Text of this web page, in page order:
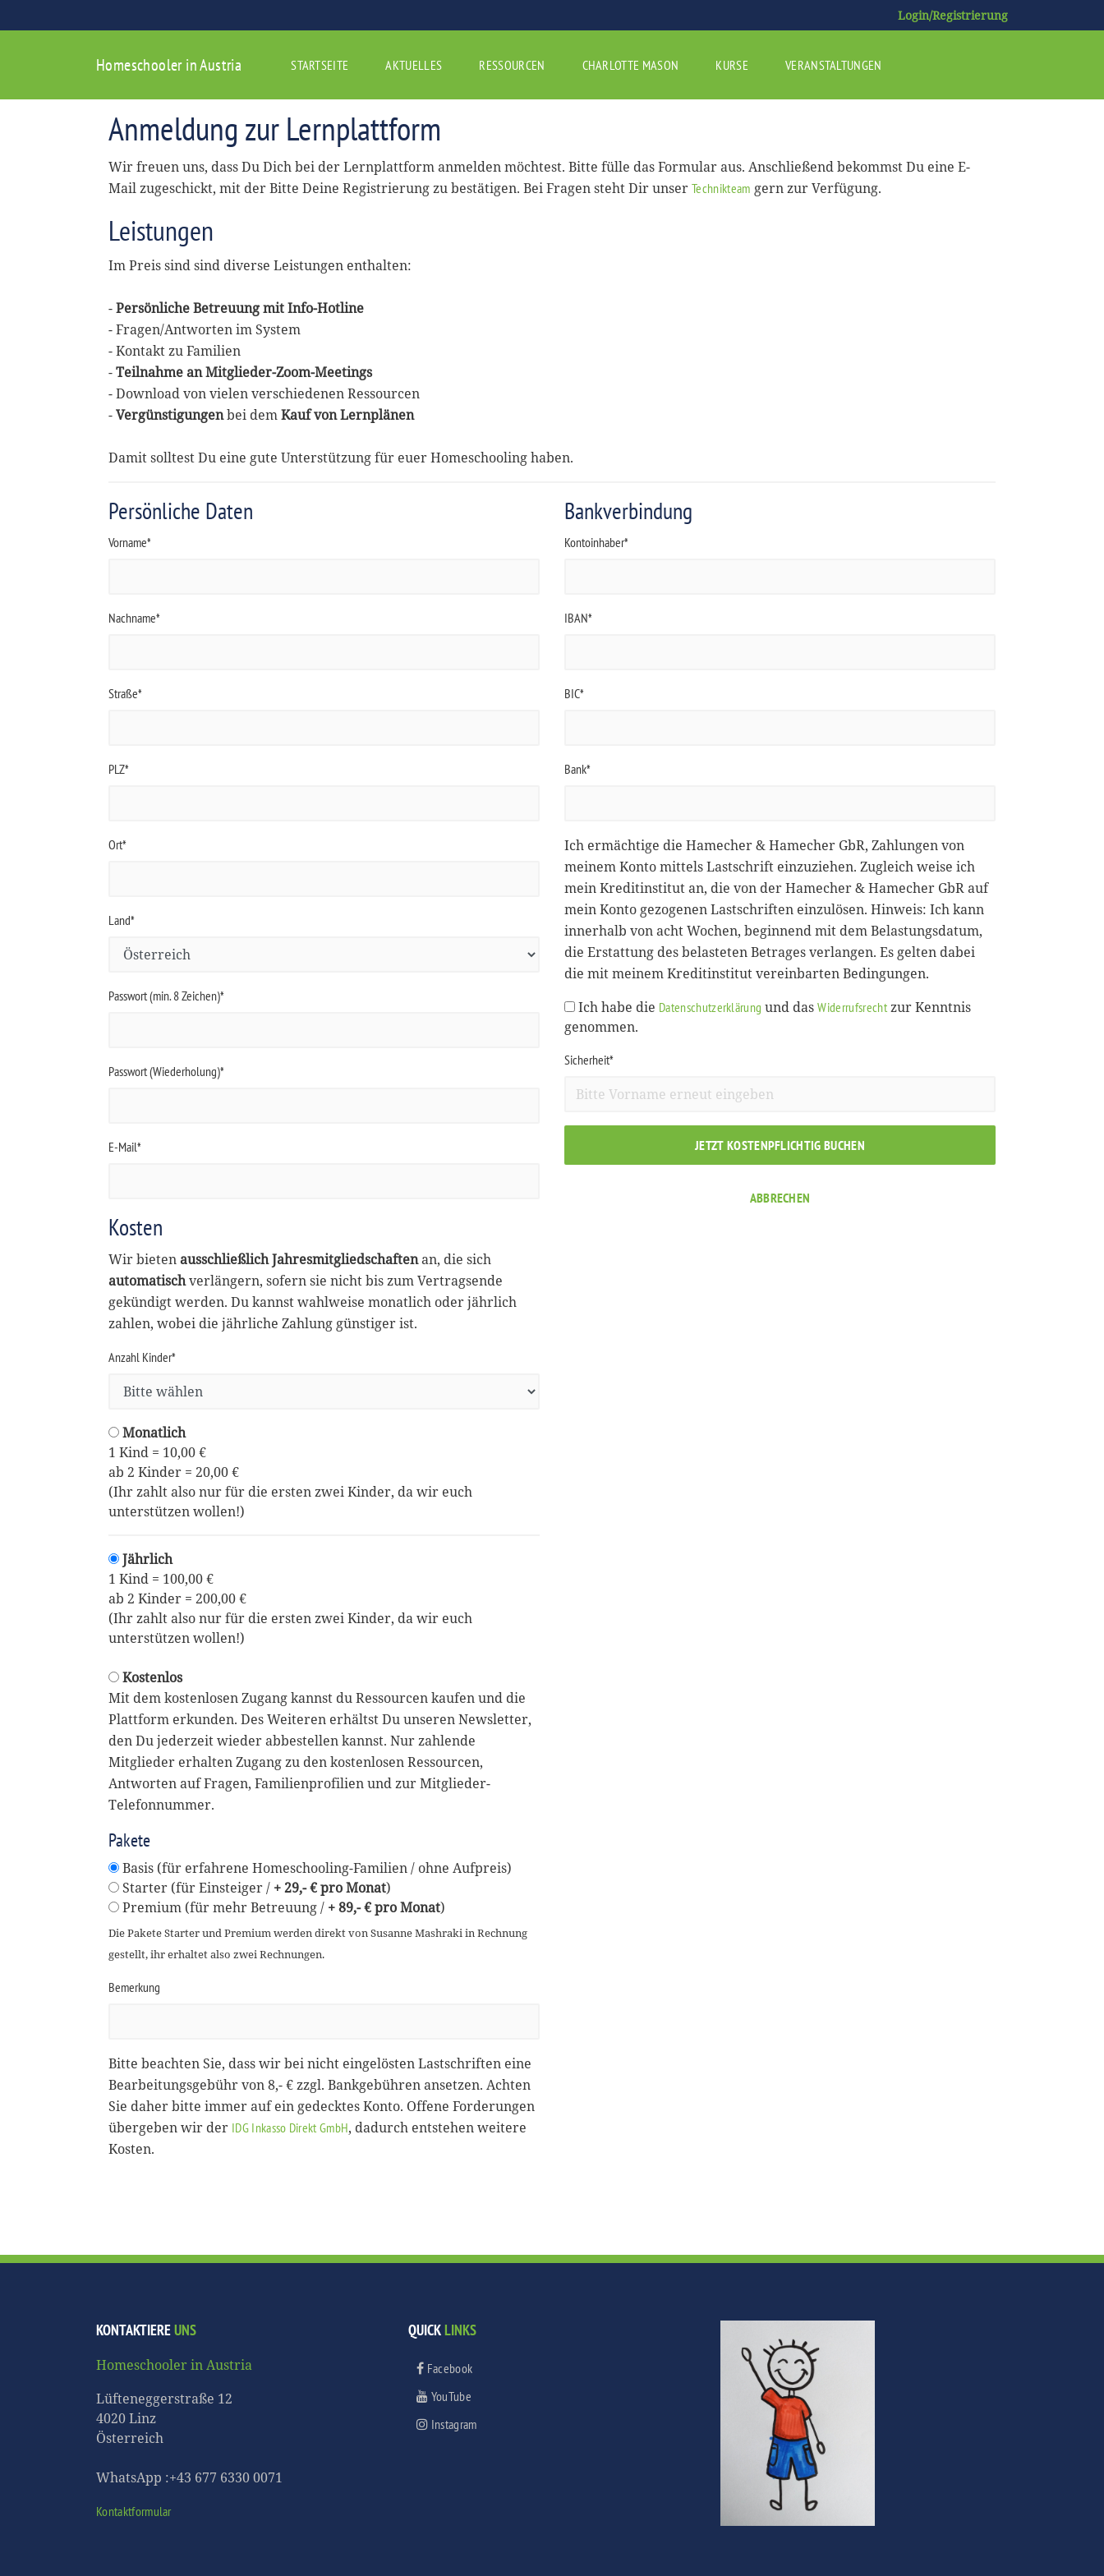
Login/Registrierung
Homeschooler in Austria STARTSEITE AKTUELLES RESSOURCEN CHARLOTTE MASON KURSE VERANSTALTUNGEN
Anmeldung zur Lernplattform
Wir freuen uns, dass Du Dich bei der Lernplattform anmelden möchtest. Bitte fülle das Formular aus. Anschließend bekommst Du eine E-
Mail zugeschickt, mit der Bitte Deine Registrierung zu bestätigen. Bei Fragen steht Dir unser Technikteam gern zur Verfügung.
Leistungen
Im Preis sind sind diverse Leistungen enthalten:
-Persönliche Betreuung mit Info-Hotline
- Fragen/Antworten im System
- Kontakt zu Familien
-Teilnahme an Mitglieder-Zoom-Meetings
- Download von vielen verschiedenen Ressourcen
-Vergünstigungenbei demKauf von Lernplänen
Damit solltest Du eine gute Unterstützung für euer Homeschooling haben.
Persönliche Daten
Vorname*
Nachname*
Straße*
PLZ*
Ort*
Land*
Passwort (min. 8 Zeichen)*
Passwort (Wiederholung)*
E-Mail*
Kosten
Wir bietenausschließlich Jahresmitgliedschaftenan, die sich
automatischverlängern, sofern sie nicht bis zum Vertragsende
gekündigt werden. Du kannst wahlweise monatlich oder jährlich
zahlen, wobei die jährliche Zahlung günstiger ist.
Anzahl Kinder*
Monatlich
1 Kind = 10,00 €
ab 2 Kinder = 20,00 €
(Ihr zahlt also nur für die ersten zwei Kinder, da wir euch
unterstützen wollen!)
Jährlich
1 Kind = 100,00 €
ab 2 Kinder = 200,00 €
(Ihr zahlt also nur für die ersten zwei Kinder, da wir euch
unterstützen wollen!)
Kostenlos
Mit dem kostenlosen Zugang kannst du Ressourcen kaufen und die
Plattform erkunden. Des Weiteren erhältst Du unseren Newsletter,
den Du jederzeit wieder abbestellen kannst. Nur zahlende
Mitglieder erhalten Zugang zu den kostenlosen Ressourcen,
Antworten auf Fragen, Familienprofilien und zur Mitglieder-
Telefonnummer.
Pakete
Basis (für erfahrene Homeschooling-Familien / ohne Aufpreis)
Starter (für Einsteiger / + 29,- € pro Monat)
Premium (für mehr Betreuung / + 89,- € pro Monat)
Die Pakete Starter und Premium werden direkt von Susanne Mashraki in Rechnung
gestellt, ihr erhaltet also zwei Rechnungen.
Bemerkung
Bitte beachten Sie, dass wir bei nicht eingelösten Lastschriften eine
Bearbeitungsgebühr von 8,- € zzgl. Bankgebühren ansetzen. Achten
Sie daher bitte immer auf ein gedecktes Konto. Offene Forderungen
übergeben wir der IDG Inkasso Direkt GmbH, dadurch entstehen weitere
Kosten.
Bankverbindung
Kontoinhaber*
IBAN*
BIC*
Bank*
Ich ermächtige die Hamecher & Hamecher GbR, Zahlungen von
meinem Konto mittels Lastschrift einzuziehen. Zugleich weise ich
mein Kreditinstitut an, die von der Hamecher & Hamecher GbR auf
mein Konto gezogenen Lastschriften einzulösen. Hinweis: Ich kann
innerhalb von acht Wochen, beginnend mit dem Belastungsdatum,
die Erstattung des belasteten Betrages verlangen. Es gelten dabei
die mit meinem Kreditinstitut vereinbarten Bedingungen.
Ich habe die Datenschutzerklärung und dasWiderrufsrechtzur Kenntnis
genommen.
Sicherheit*
JETZT KOSTENPFLICHTIG BUCHEN
ABBRECHEN
KONTAKTIEREUNS
Homeschooler in Austria
Lüfteneggerstraße 12
4020 Linz
Österreich
WhatsApp :+43 677 6330 0071
Kontaktformular
QUICKLINKS
Facebook
YouTube
Instagram